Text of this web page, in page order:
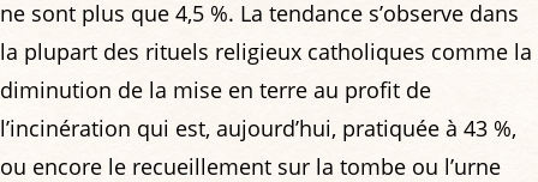
ne sont plus que 4,5 %. La tendance s’observe dans
la plupart des rituels religieux catholiques comme la
diminution de la mise en terre au profit de
l’incinération qui est, aujourd’hui, pratiquée à 43 %,
ou encore le recueillement sur la tombe ou l’urne